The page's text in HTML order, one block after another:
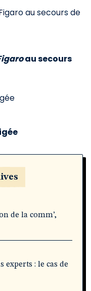
au secours
de la comm’,
experts : le cas de